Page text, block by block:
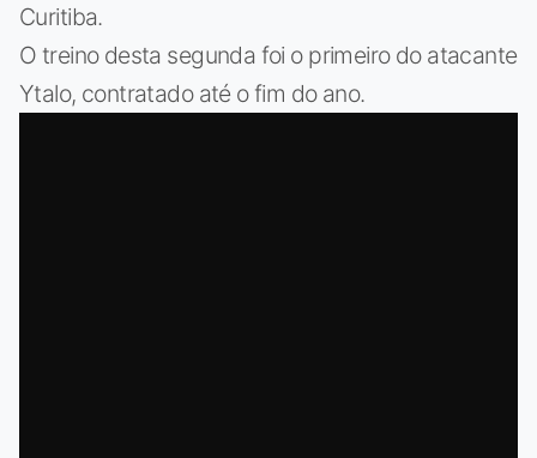
Curitiba.
O treino desta segunda foi o primeiro do atacante
Ytalo, contratado até o fim do ano.